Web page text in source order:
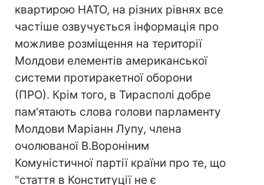
квартирою НАТО, на різних рівнях все
частіше озвучується інформація про
можливе розміщення на території
Молдови елементів американської
системи протиракетної оборони
(ПРО). Крім того, в Тирасполі добре
пам'ятають слова голови парламенту
Молдови Маріанн Лупу, члена
очолюваної В.Вороніним
Комуністичної партії країни про те, що
"стаття в Конституції не є